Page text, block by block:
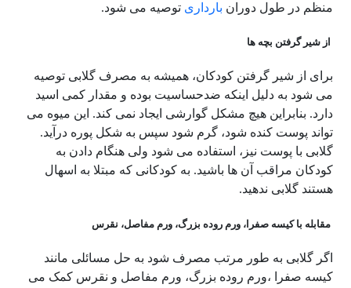
منظم در طول دوران بارداری توصیه می شود.
از شیر گرفتن بچه ها
برای از شیر گرفتن کودکان، همیشه به مصرف گلابی توصیه
می شود به دلیل اینکه ضدحساسیت بوده و مقدار کمی اسید
دارد. بنابراین هیچ مشکل گوارشی ایجاد نمی کند. این میوه می
تواند پوست کنده شود، گرم شود سپس به شکل پوره درآید.
گلابی با پوست نیز، استفاده می شود ولی هنگام دادن به
کودکان مراقب آن ها باشید. به کودکانی که مبتلا به اسهال
هستند گلابی ندهید.
مقابله با کیسه صفرا، ورم روده بزرگ، ورم مفاصل، نقرس
اگر گلابی به طور مرتب مصرف شود به حل مسائلی مانند
کیسه صفرا ،ورم روده بزرگ، ورم مفاصل و نقرس کمک می